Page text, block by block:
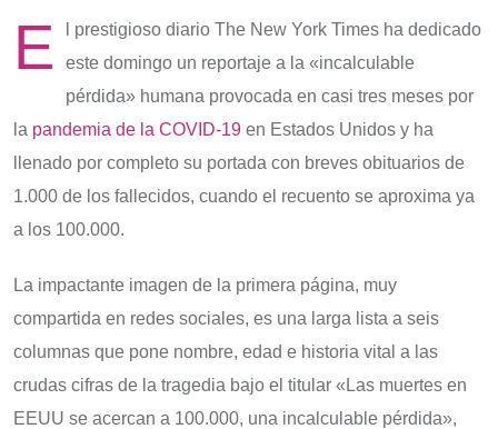
E
l prestigioso diario The New York Times ha dedicado
este domingo un reportaje a la «incalculable
pérdida» humana provocada en casi tres meses por
la pandemia de la COVID-19 en Estados Unidos y ha
llenado por completo su portada con breves obituarios de
1.000 de los fallecidos, cuando el recuento se aproxima ya
a los 100.000.
La impactante imagen de la primera página, muy
compartida en redes sociales, es una larga lista a seis
columnas que pone nombre, edad e historia vital a las
crudas cifras de la tragedia bajo el titular «Las muertes en
EEUU se acercan a 100.000, una incalculable pérdida»,